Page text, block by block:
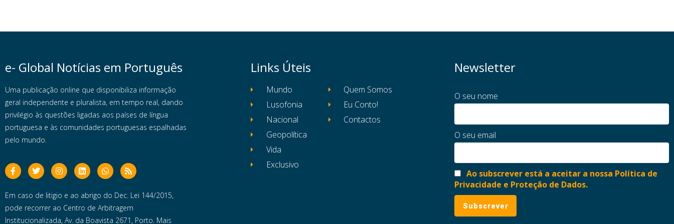
e- Global Notícias em Português
Uma publicação online que disponibiliza informação
geral independente e pluralista, em tempo real, dando
privilégio às questões ligadas aos países de língua
portuguesa e às comunidades portuguesas espalhadas
pelo mundo.
Em caso de litigio e ao abrigo do Dec. Lei 144/2015,
pode recorrer ao Centro de Arbitragem
Institucionalizada, Av. da Boavista 2671, Porto. Mais
Links Úteis
Mundo
Lusofonia
Nacional
Geopolítica
Vida
Exclusivo
Quem Somos
Eu Conto!
Contactos
Newsletter
O seu nome
O seu email
Ao subscrever está a aceitar a nossa Política de
Privacidade e Proteção de Dados.